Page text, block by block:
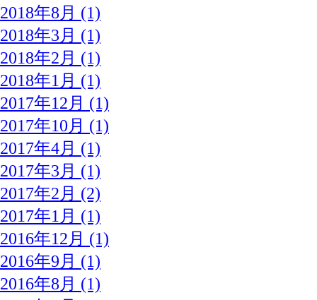
2018年8月 (1)
2018年3月 (1)
2018年2月 (1)
2018年1月 (1)
2017年12月 (1)
2017年10月 (1)
2017年4月 (1)
2017年3月 (1)
2017年2月 (2)
2017年1月 (1)
2016年12月 (1)
2016年9月 (1)
2016年8月 (1)